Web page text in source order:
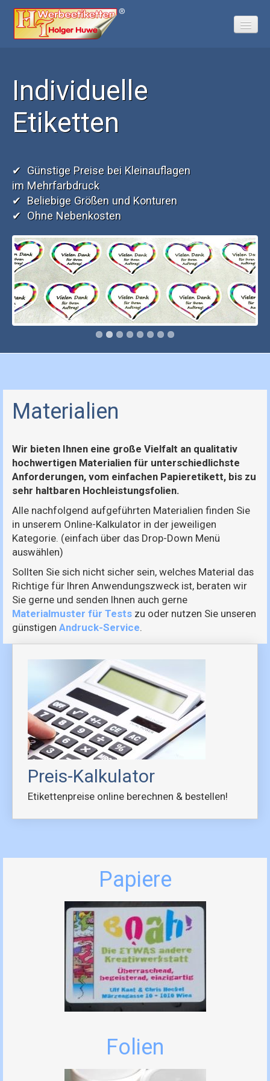
Home
Online-Kalkulator
Materialauswahl
Kontakt
Individuelle
Etiketten
✔ Günstige Preise bei Kleinauflagen
im Mehrfarbdruck
✔ Beliebige Größen und Konturen
✔ Ohne Nebenkosten
Materialien
Wir bieten Ihnen eine große Vielfalt an qualitativ
hochwertigen Materialien für unterschiedlichste
Anforderungen, vom einfachen Papieretikett, bis zu
sehr haltbaren Hochleistungsfolien.
Alle nachfolgend aufgeführten Materialien finden Sie
in unserem Online-Kalkulator in der jeweiligen
Kategorie. (einfach über das Drop-Down Menü
auswählen)
Sollten Sie sich nicht sicher sein, welches Material das
Richtige für Ihren Anwendungszweck ist, beraten wir
Sie gerne und senden Ihnen auch gerne
Materialmuster für Tests zu oder nutzen Sie unseren
günstigen Andruck-Service.
Preis-Kalkulator
Etikettenpreise online berechnen & bestellen!
Papiere
Folien